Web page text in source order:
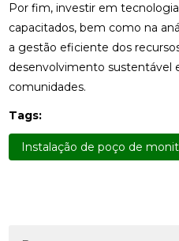
Por fim, investir em
capacitados, bem como na
a gestão eficiente dos
desenvolvimento sustentável
comunidades.
Tags:
Instalação de poço de